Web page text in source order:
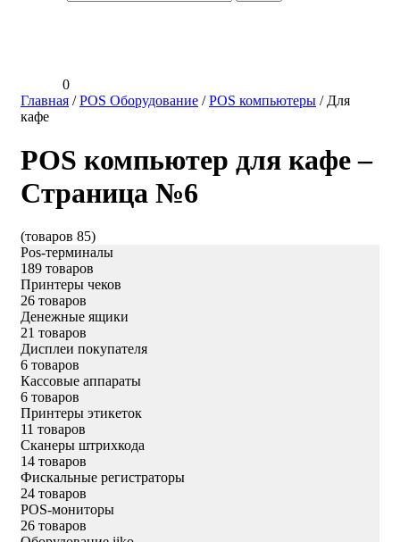
0
Главная /POS Оборудование /POS компьютеры / Для
кафе
POS компьютер для кафе –
Страница №6
(товаров 85)
Pos-терминалы
189 товаров
Принтеры чеков
26 товаров
Денежные ящики
21 товаров
Дисплеи покупателя
6 товаров
Кассовые аппараты
6 товаров
Принтеры этикеток
11 товаров
Сканеры штрихкода
14 товаров
Фискальные регистраторы
24 товаров
POS-мониторы
26 товаров